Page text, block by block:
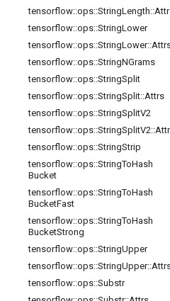
tensorflow::ops::StringLength::
tensorflow::ops::StringLower
tensorflow::ops::StringLower::
tensorflow::ops::StringNGrams
tensorflow::ops::StringSplit
tensorflow::ops::StringSplit::Attrs
tensorflow::ops::StringSplitV2
tensorflow::ops::StringSplitV2::
tensorflow::ops::StringStrip
tensorflow::ops::StringToHash
Bucket
tensorflow::ops::StringToHash
BucketFast
tensorflow::ops::StringToHash
BucketStrong
tensorflow::ops::StringUpper
tensorflow::ops::StringUpper::
tensorflow::ops::Substr